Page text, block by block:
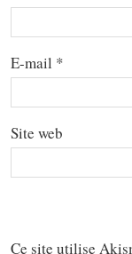
E-mail *
Site web
Ce site utilise